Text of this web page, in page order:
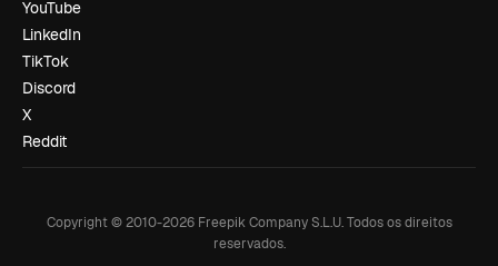
YouTube
LinkedIn
TikTok
Discord
X
Reddit
Copyright © 2010-2026Freepik Company S.L.U. Todos os direitos
reservados.